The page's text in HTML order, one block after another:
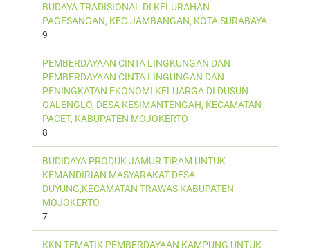
BUDAYA TRADISIONAL DI KELURAHAN
PAGESANGAN, KEC.JAMBANGAN, KOTA SURABAYA
9
PEMBERDAYAAN CINTA LINGKUNGAN DAN
PEMBERDAYAAN CINTA LINGUNGAN DAN
PENINGKATAN EKONOMI KELUARGA DI DUSUN
GALENGLO, DESA KESIMANTENGAH, KECAMATAN
PACET, KABUPATEN MOJOKERTO
8
BUDIDAYA PRODUK JAMUR TIRAM UNTUK
KEMANDIRIAN MASYARAKAT DESA
DUYUNG,KECAMATAN TRAWAS,KABUPATEN
MOJOKERTO
7
KKN TEMATIK PEMBERDAYAAN KAMPUNG UNTUK